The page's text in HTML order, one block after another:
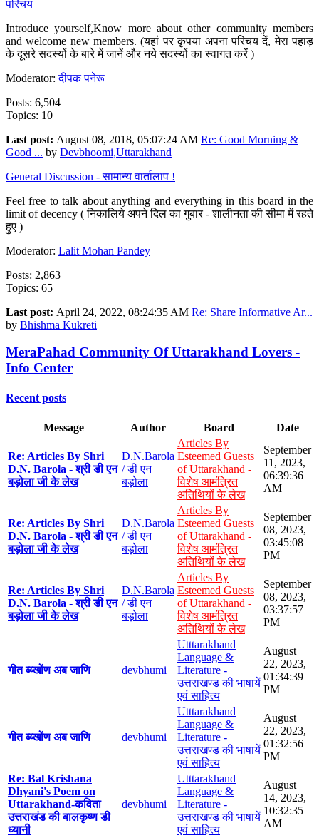
परिचय
Introduce yourself,Know more about other community members
and welcome new members. (यहां पर कृपया अपना परिचय दें, मेरा पहाड़
के दूसरे सदस्यों के बारे में जानें और नये सदस्यों का स्वागत करें )
Moderator:दीपक पनेरू
Posts: 6,504
Topics: 10
Last post: August 08, 2018, 05:07:24 AM Re: Good Morning &
Good ... by Devbhoomi,Uttarakhand
General Discussion - सामान्य वार्तालाप !
Feel free to talk about anything and everything in this board in the
limit of decency ( निकालिये अपने दिल का गुबार - शालीनता की सीमा में रहते
हुए )
Moderator: Lalit Mohan Pandey
Posts: 2,863
Topics: 65
Last post: April 24, 2022, 08:24:35 AM Re: Share Informative Ar...
by Bhishma Kukreti
MeraPahad Community Of Uttarakhand Lovers -
Info Center
Recent posts
Message Author Board Date
Re: Articles By Shri
D.N. Barola - श्री डी एन
बड़ोला जी के लेख
D.N.Barola
/ डी एन
बड़ोला
Articles By
Esteemed Guests
of Uttarakhand -
विशेष आमंत्रित
अतिथियों के लेख
September
11, 2023,
06:39:36
AM
Re: Articles By Shri
D.N. Barola - श्री डी एन
बड़ोला जी के लेख
D.N.Barola
/ डी एन
बड़ोला
Articles By
Esteemed Guests
of Uttarakhand -
विशेष आमंत्रित
अतिथियों के लेख
September
08, 2023,
03:45:08
PM
Re: Articles By Shri
D.N. Barola - श्री डी एन
बड़ोला जी के लेख
D.N.Barola
/ डी एन
बड़ोला
Articles By
Esteemed Guests
of Uttarakhand -
विशेष आमंत्रित
अतिथियों के लेख
September
08, 2023,
03:37:57
PM
गीत ब्य्खोंण अब जाणि devbhumi
Utttarakhand
Language &
Literature -
उत्तराखण्ड की भाषायें
एवं साहित्य
August
22, 2023,
01:34:39
PM
गीत ब्य्खोंण अब जाणि devbhumi
Utttarakhand
Language &
Literature -
उत्तराखण्ड की भाषायें
एवं साहित्य
August
22, 2023,
01:32:56
PM
Re: Bal Krishana
Dhyani's Poem on
Uttarakhand-कविता
उत्तराखंड की बालकृष्ण डी
ध्यानी
devbhumi
Utttarakhand
Language &
Literature -
उत्तराखण्ड की भाषायें
एवं साहित्य
August
14, 2023,
10:32:35
AM